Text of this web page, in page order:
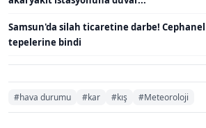
Samsun'da silah ticaretine darbe!
tepelerine bindi
#hava durumu #kar #kış #Meteoroloji